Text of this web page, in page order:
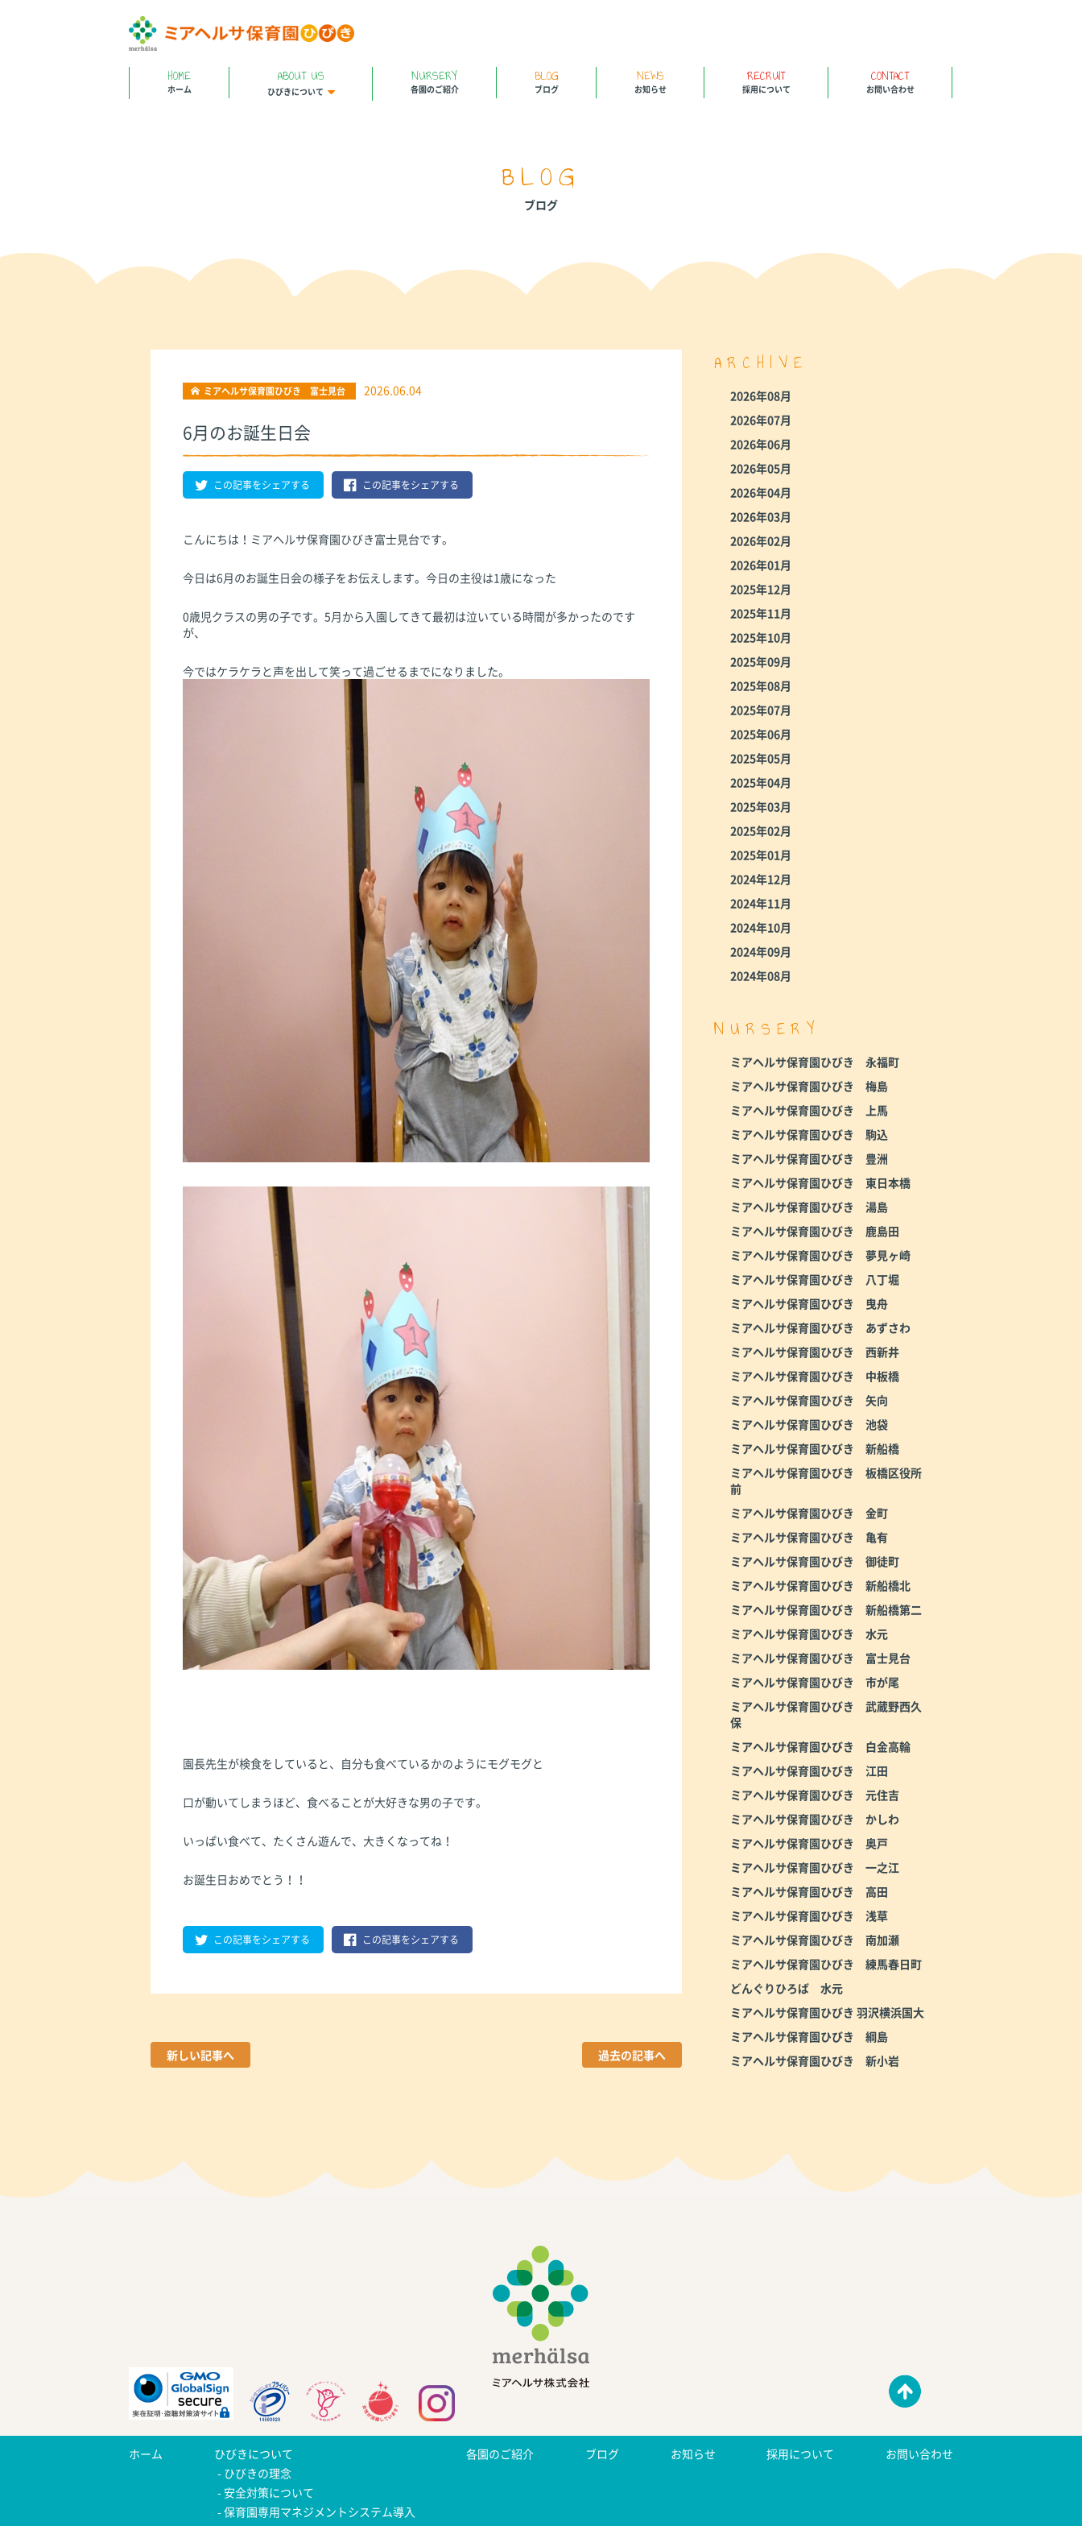
HOME
ホーム
ABOUT US
ひびきについて
NURSERY
各園のご紹介
BLOG
ブログ
NEWS
お知らせ
RECRUIT
採用について
CONTACT
お問い合わせ
BLOG
ブログ
ミアヘルサ保育園ひびき 富士見台 2026.06.04
6月のお誕生日会
この記事をシェアする この記事をシェアする
こんにちは！ミアヘルサ保育園ひびき富士見台です。
今日は6月のお誕生日会の様子をお伝えします。今日の主役は1歳になった
0歳児クラスの男の子です。5月から入園してきて最初は泣いている時間が多かったのです
が、
今ではケラケラと声を出して笑って過ごせるまでになりました。
園長先生が検食をしていると、自分も食べているかのようにモグモグと
口が動いてしまうほど、食べることが大好きな男の子です。
いっぱい食べて、たくさん遊んで、大きくなってね！
お誕生日おめでとう！！
この記事をシェアする この記事をシェアする
新しい記事へ 過去の記事へ
ARCHIVE
2026年08月
2026年07月
2026年06月
2026年05月
2026年04月
2026年03月
2026年02月
2026年01月
2025年12月
2025年11月
2025年10月
2025年09月
2025年08月
2025年07月
2025年06月
2025年05月
2025年04月
2025年03月
2025年02月
2025年01月
2024年12月
2024年11月
2024年10月
2024年09月
2024年08月
NURSERY
ミアヘルサ保育園ひびき 永福町
ミアヘルサ保育園ひびき 梅島
ミアヘルサ保育園ひびき 上馬
ミアヘルサ保育園ひびき 駒込
ミアヘルサ保育園ひびき 豊洲
ミアヘルサ保育園ひびき 東日本橋
ミアヘルサ保育園ひびき 湯島
ミアヘルサ保育園ひびき 鹿島田
ミアヘルサ保育園ひびき 夢見ヶ崎
ミアヘルサ保育園ひびき 八丁堀
ミアヘルサ保育園ひびき 曳舟
ミアヘルサ保育園ひびき あずさわ
ミアヘルサ保育園ひびき 西新井
ミアヘルサ保育園ひびき 中板橋
ミアヘルサ保育園ひびき 矢向
ミアヘルサ保育園ひびき 池袋
ミアヘルサ保育園ひびき 新船橋
ミアヘルサ保育園ひびき 板橋区役所
前
ミアヘルサ保育園ひびき 金町
ミアヘルサ保育園ひびき 亀有
ミアヘルサ保育園ひびき 御徒町
ミアヘルサ保育園ひびき 新船橋北
ミアヘルサ保育園ひびき 新船橋第二
ミアヘルサ保育園ひびき 水元
ミアヘルサ保育園ひびき 富士見台
ミアヘルサ保育園ひびき 市が尾
ミアヘルサ保育園ひびき 武蔵野西久
保
ミアヘルサ保育園ひびき 白金高輪
ミアヘルサ保育園ひびき 江田
ミアヘルサ保育園ひびき 元住吉
ミアヘルサ保育園ひびき かしわ
ミアヘルサ保育園ひびき 奥戸
ミアヘルサ保育園ひびき 一之江
ミアヘルサ保育園ひびき 高田
ミアヘルサ保育園ひびき 浅草
ミアヘルサ保育園ひびき 南加瀬
ミアヘルサ保育園ひびき 練馬春日町
どんぐりひろば 水元
ミアヘルサ保育園ひびき 羽沢横浜国大
ミアヘルサ保育園ひびき 綱島
ミアヘルサ保育園ひびき 新小岩
ホーム
ひびきについて
ひびきの理念
安全対策について
保育園専用マネジメントシステム導入
各園のご紹介 ブログ お知らせ 採用について お問い合わせ